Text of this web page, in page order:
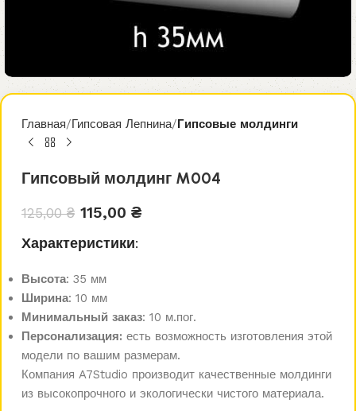
Главная Гипсовая Лепнина Гипсовые молдинги
Гипсовый молдинг M004
125,00₴ 115,00 ₴
Характеристики:
Высота: 35 мм
Ширина: 10 мм
Минимальный заказ: 10 м.пог.
Персонализация: есть возможность изготовления этой
модели по вашим размерам.
Компания A7Studio производит качественные молдинги
из высокопрочного и экологически чистого материала.